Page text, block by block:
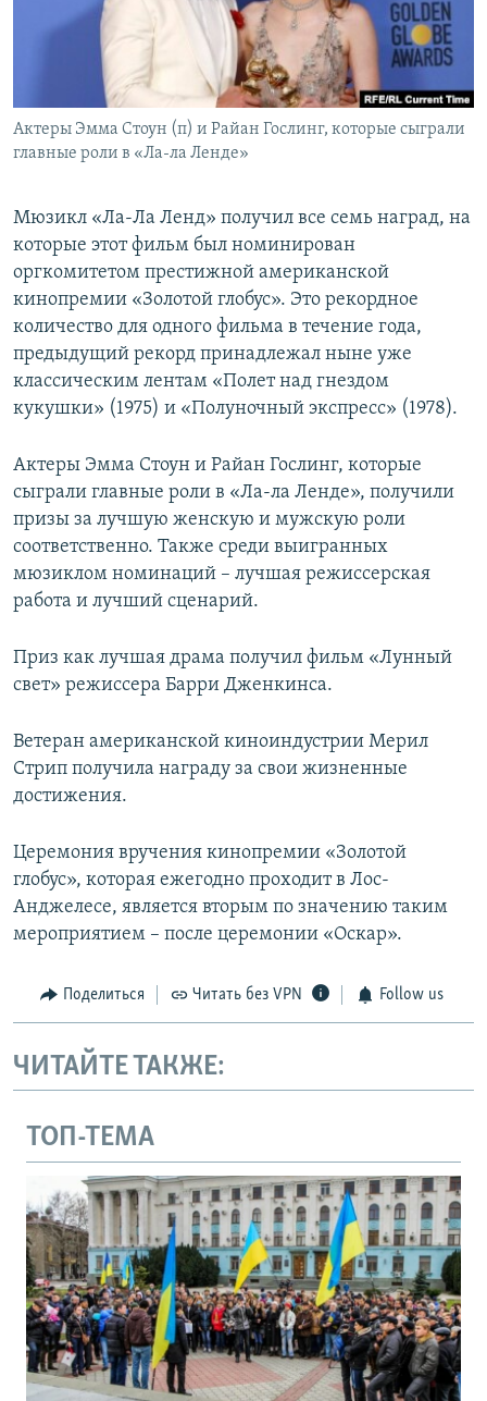
ПОБЕДИТЕЛЕЙ НЕ СУДЯТ?
КРЫМ.НЕПОКОРЕННЫЙ
УКРАИНСКАЯ ПРОБЛЕМА КРЫМА
ПРИСОЕДИНЯЙТЕСЬ!
Все сайты RFE/RL
Актеры Эмма Стоун (п) и Райан Гослинг, которые сыграли
главные роли в «Ла-ла Ленде»
Мюзикл «Ла-Ла Ленд» получил все семь наград, на
которые этот фильм был номинирован
оргкомитетом престижной американской
кинопремии «Золотой глобус». Это рекордное
количество для одного фильма в течение года,
предыдущий рекорд принадлежал ныне уже
классическим лентам «Полет над гнездом
кукушки» (1975) и «Полуночный экспресс» (1978).
Актеры Эмма Стоун и Райан Гослинг, которые
сыграли главные роли в «Ла-ла Ленде», получили
призы за лучшую женскую и мужскую роли
соответственно. Также среди выигранных
мюзиклом номинаций – лучшая режиссерская
работа и лучший сценарий.
Приз как лучшая драма получил фильм «Лунный
свет» режиссера Барри Дженкинса.
Ветеран американской киноиндустрии Мерил
Стрип получила награду за свои жизненные
достижения.
Церемония вручения кинопремии «Золотой
глобус», которая ежегодно проходит в Лос-
Анджелесе, является вторым по значению таким
мероприятием – после церемонии «Оскар».
Поделиться Читать без VPN Follow us
ЧИТАЙТЕ ТАКЖЕ:
ТОП-ТЕМА